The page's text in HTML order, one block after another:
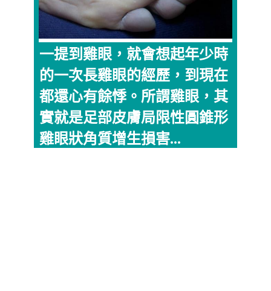
一提到雞眼，就會想起年少時
的一次長雞眼的經歷，到現在
都還心有餘悸。所謂雞眼，其
實就是足部皮膚局限性圓錐形
雞眼狀角質增生損害...